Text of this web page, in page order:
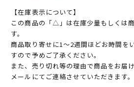
【在庫表示について】
この商品の「△」は在庫少量もしくは
す。
商品取り寄せに1～2週間ほどお時間を
すので予めご了承ください。
また、売り切れ等の理由で商品をお届
メールにてご連絡させていただきます。